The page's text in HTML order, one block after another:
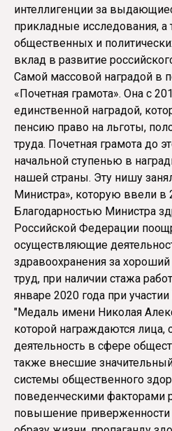
интеллигенции за
прикладные исследования, а
общественных и
вклад в развитие
Самой массовой наградой в
«Почетная грамота». Она с
единственной наградой,
пенсию право на льготы,
труда. Почетная грамота до
начальной ступенью в
нашей страны. Эту нишу
Министра», которую ввели в
Благодарностью Министра
Российской Федерации
осуществляющие
здравоохранения за
труд, при наличии стажа
январе 2020 года при
"Медаль имени Николая
которой награждаются
деятельность в сфере
также внесшие
системы общественного
поведенческими факторами
повышение приверженности